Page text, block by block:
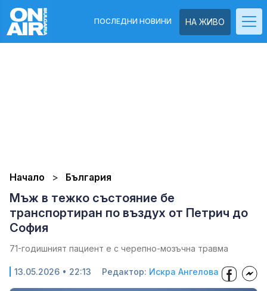
НА ЖИВО
ПОСЛЕДНИ НОВИНИ
Начало България
Мъж в тежко състояние бе
транспортиран по въздух от Петрич до
София
71-годишният пациент е с черепно-мозъчна травма
13.05.2026 • 22:13 Редактор: Искра Ангелова